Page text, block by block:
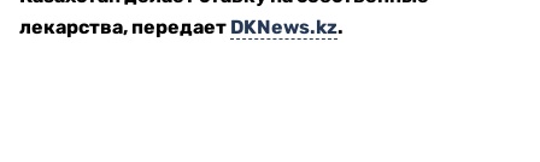
лекарства, передает DKNews.kz.